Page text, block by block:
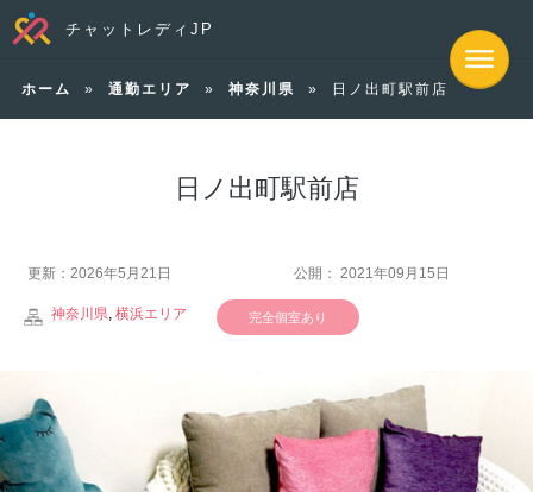
チャットレディJP
ホーム » 通勤エリア » 神奈川県 » 日ノ出町駅前店
日ノ出町駅前店
更新：2026年5月21日 公開： 2021年09月15日
神奈川県, 横浜エリア 完全個室あり